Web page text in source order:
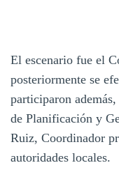
El escenario fue el
posteriormente se
participaron
de Planificación y
Ruiz, Coordinador
autoridades locales.